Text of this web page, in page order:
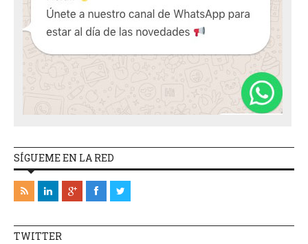
SÍGUEME EN LA RED
TWITTER